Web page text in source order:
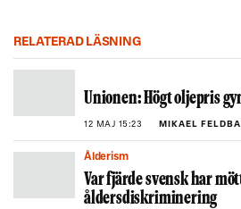
RELATERAD LÄSNING
Unionen: Högt oljepris
12 MAJ 15:23 MIKAEL
Ålderism
Var fjärde svensk har
åldersdiskriminering